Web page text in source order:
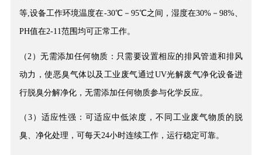
等,设备工作环境温度在-30℃－95℃之间，湿度在30%－98%、
PH值在2-11范围均可正常工作。
（2）无需添加任何物质：只需要设置相应的排风管道和排风
动力，使恶臭气体以及工业废气通过UV光解废气净化设备进
行脱臭分解净化，无需添加任何物质参与化学反应。
（3）适应性强：可适应中低浓度，不同工业废气物质的脱
臭、净化处理，可每天24小时连续工作，运行稳定可靠。